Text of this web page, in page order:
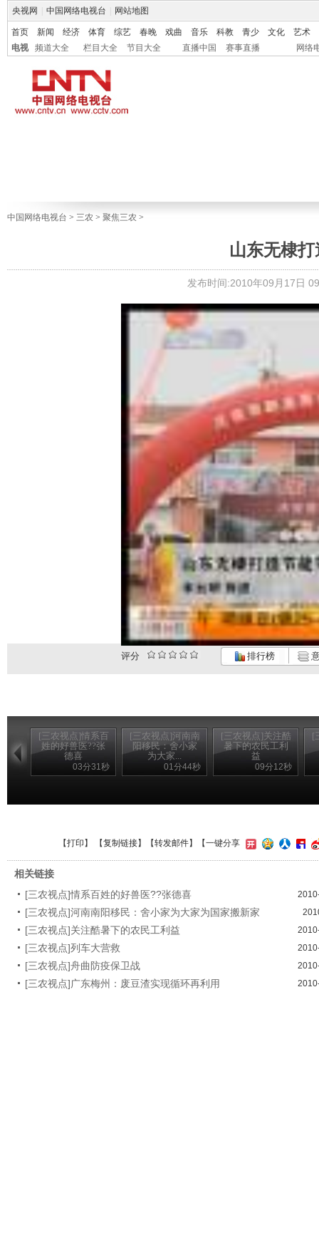
央视网 中国网络电视台 网站地图
首页 新闻 经济 体育 综艺 春晚 戏曲 音乐 科教 青少 文化
艺术
电视
频道大全 栏目大全 节目大全 直播中国 赛事直播 网络
中国网络电视台 > 三农 > 聚焦三农 >
山东无棣
发布时间:2010年09月17日
评分 排行榜
[三农视点]情系百
姓的好兽医??张
德喜
03分31秒
[三农视点]河南南
阳移民：舍小家
为大家...
01分44秒
[三农视点]关注酷
暑下的农民工利
益
09分12秒
[
【打印 】 【复制链接】【转发邮件】 【一键分享
相关链接
[三农视点]情系百姓的好兽医??张德喜
[三农视点]河南南阳移民：舍小家为大家为国家搬新家
[三农视点]关注酷暑下的农民工利益
[三农视点]列车大营救
[三农视点]舟曲防疫保卫战
[三农视点]广东梅州：废豆渣实现循环再利用